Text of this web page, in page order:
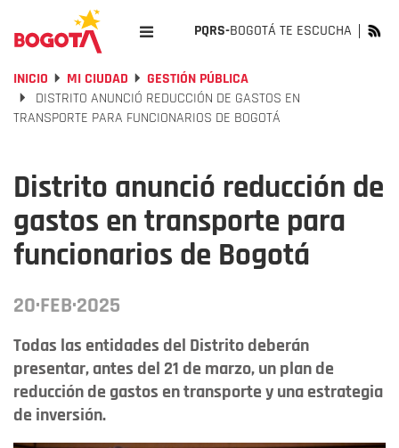
PQRS-BOGOTÁ TE ESCUCHA
INICIO MI CIUDAD
GESTIÓN PÚBLICA
DISTRITO ANUNCIÓ REDUCCIÓN DE GASTOS EN
TRANSPORTE PARA FUNCIONARIOS DE BOGOTÁ
Distrito anunció reducción de
gastos en transporte para
funcionarios de Bogotá
20·FEB·2025
Todas las entidades del Distrito deberán
presentar, antes del 21 de marzo, un plan de
reducción de gastos en transporte y una estrategia
de inversión.